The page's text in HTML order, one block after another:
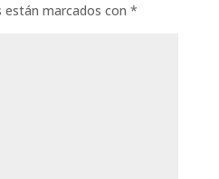
marcados con *